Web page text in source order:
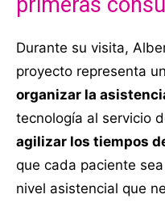
Durante su visita,
proyecto representa
organizar la
tecnología al servicio
agilizar los tiempos
que cada paciente
nivel asistencial que